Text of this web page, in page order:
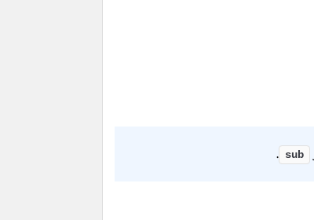
sub
.